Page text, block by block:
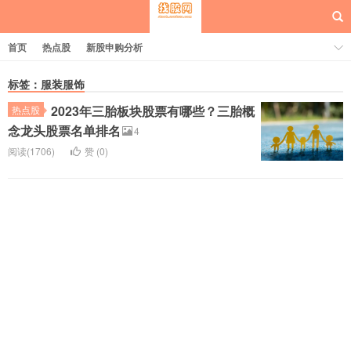
首页 热点股 新股申购分析
标签：服装服饰
热点股
2023年三胎板块股票有哪些？三胎概
念龙头股票名单排名
4
阅读(1706)
赞 (0)